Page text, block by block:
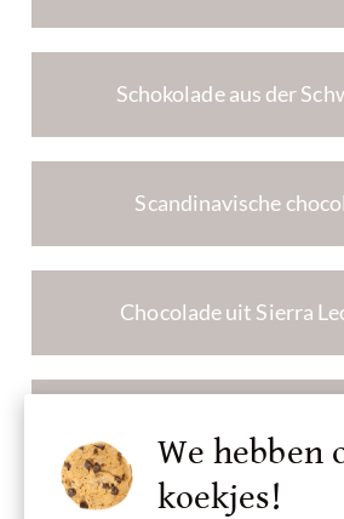
Schokolade aus der
Scandinavische
Chocolade uit Sierra
We hebben
koekjes!